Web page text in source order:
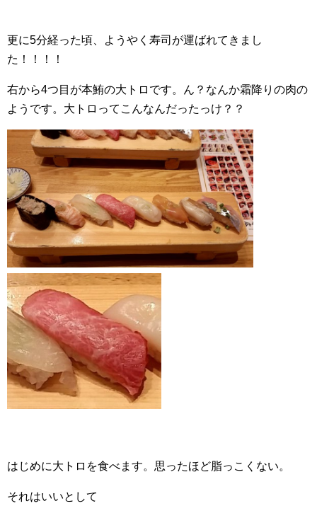
更に5分経った頃、ようやく寿司が運ばれてきまし
た！！！！
右から4つ目が本鮪の大トロです。ん？なんか霜降りの肉の
ようです。大トロってこんなんだったっけ？？
はじめに大トロを食べます。思ったほど脂っこくない。
それはいいとして